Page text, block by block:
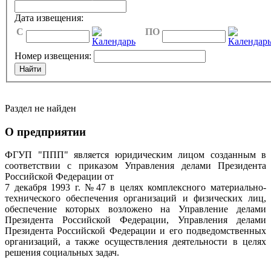
Дата извещения:
C
ПО
Номер извещения:
Раздел не найден
О предприятии
ФГУП "ППП" является юридическим лицом созданным в
соответствии с приказом Управления делами Президента
Российской Федерации от
7 декабря 1993 г. №47 в целях комплексного материально-
технического обеспечения организаций и физических лиц,
обеспечение которых возложено на Управление делами
Президента Российской Федерации, Управления делами
Президента Российской Федерации и его подведомственных
организаций, а также осуществления деятельности в целях
решения социальных задач.